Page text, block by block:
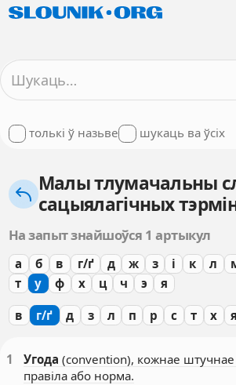
толькі ў назьве шукаць ва ўсіх
Малы тлумачальны
сацыялагічных
На запыт знайшоўся 1 артыкул
а б в г/ґ д ж з і к л
т
у ф х ц ч э я
в г/ґ д з л п р с т х я
1 Угода (соnvention), кожнае
правіла або норма.